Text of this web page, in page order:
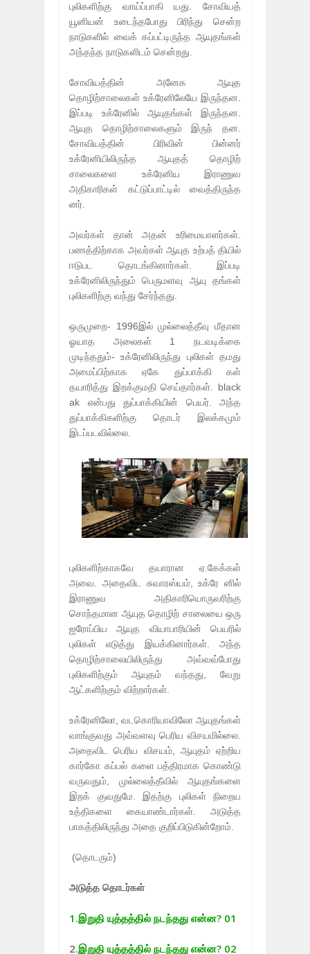
புலிகளிற்கு வாய்ப்பாகி யது. சோவியத்
யூனியன் உடைந்தபோது பிரிந்து சென்ற
நாடுகளில் வைக் கப்பட்டிருந்த ஆயுதங்கள்
அந்தந்த நாடுகளிடம் சென்றது.
சோவியத்தின் அனேக ஆயுத
தொழிற்சாலைகள் உக்ரேனிலேயே இருந்தன.
இப்படி உக்ரேனில் ஆயுதங்கள் இருந்தன.
ஆயுத தொழிற்சாலைகளும் இருந் தன.
சோவியத்தின் பிரிவின் பின்னர்
உக்ரேனியிலிருந்த ஆயுதத் தொழிற்
சாலைகளை உக்ரேனிய இராணுவ
அதிகாரிகள் கட்டுப்பாட்டில் வைத்திருந்த
னர்.
அவர்கள் தான் அதன் உரிமையாளர்கள்.
பணத்திற்காக அவர்கள் ஆயுத உற்பத் தியில்
ஈடுபட தொடங்கினார்கள். இப்படி
உக்ரேனிலிருந்தும் பெருமளவு ஆயு தங்கள்
புலிகளிற்கு வந்து சேர்ந்தது.
ஒருமுறை- 1996இல் முல்லைத்தீவு மீதான
ஓயாத அலைகள் 1 நடவடிக்கை
முடிந்ததும்- உக்ரேனிலிருந்து புலிகள் தமது
அமைப்பிற்காக ஏகே துப்பாக்கி கள்
தயாரித்து இறக்குமதி செய்தார்கள். black
ak என்பது துப்பாக்கியின் பெயர். அந்த
துப்பாக்கிகளிற்கு தொடர் இலக்கமும்
இடப்படவில்லை.
புலிகளிற்காகவே தயாரான ஏ.கேக்கள்
அவை. அதைவிட சுவாரஸ்யம், உக்ரே னில்
இராணுவ அதிகாரியொருவரிற்கு
சொந்தமான ஆயுத தொழிற் சாலையை ஒரு
ஐரோப்பிய ஆயுத வியாபாரியின் பெயரில்
புலிகள் எடுத்து இயக்கினார்கள். அந்த
தொழிற்சாலையிலிருந்து அவ்வவ்போது
புலிகளிற்கும் ஆயுதம் வந்தது, வேறு
ஆட்களிற்கும் விற்றார்கள்.
உக்ரேனிலோ, வடகொரியாவிலோ ஆயுதங்கள்
வாங்குவது அவ்வளவு பெரிய விசயமில்லை.
அதைவிட பெரிய விசயம், ஆயுதம் ஏற்றிய
கார்கோ கப்பல் களை பத்திரமாக கொண்டு
வருவதும், முல்லைத்தீவில் ஆயுதங்களை
இறக் குவதுமே. இதற்கு புலிகள் நிறைய
உத்திகளை கையாண்டார்கள். அடுத்த
பாகத்திலிருந்து அதை குறிப்பிடுகின்றோம்.
(தொடரும்)
அடுத்த தொடர்கள்
1.இறுதி யுத்தத்தில் நடந்தது என்ன? 01
2.இறுதி யுத்தத்தில் நடந்தது என்ன? 02